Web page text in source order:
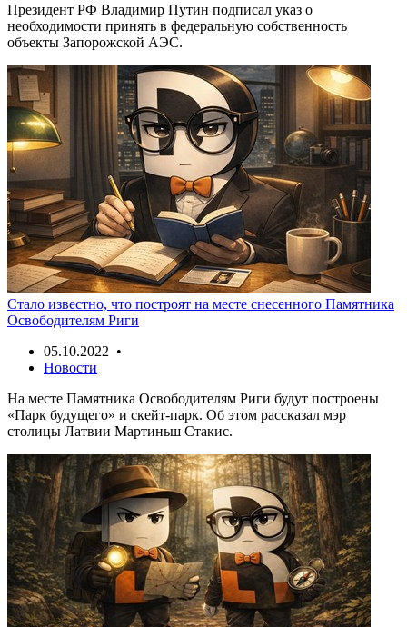
Президент РФ Владимир Путин подписал указ о
необходимости принять в федеральную собственность
объекты Запорожской АЭС.
Стало известно, что построят на месте снесенного Памятника
Освободителям Риги
05.10.2022 •
Новости
На месте Памятника Освободителям Риги будут построены
«Парк будущего» и скейт-парк. Об этом рассказал мэр
столицы Латвии Мартиньш Стакис.